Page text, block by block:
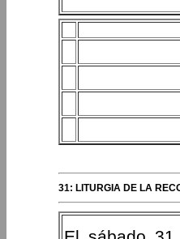
31: LITURGIA DE LA